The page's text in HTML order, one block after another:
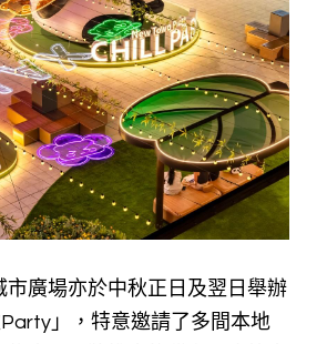
市廣場亦於中秋正日及翌日舉辦
Party」，特意邀請了多間本地